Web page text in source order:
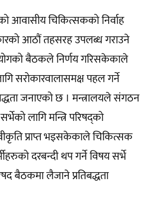
आवासीय चिकित्सकको निर्वाह
आठौं तहसरह उपलब्ध गराउने
बैठकले निर्णय गरिसकेकाले
सरोकारवालासमक्ष पहल गर्ने
जनाएको छ । मन्त्रालयले संगठन
लागि मन्त्रि परिषद्को
प्राप्त भइसकेकाले चिकित्सक
दरबन्दी थप गर्ने विषय सर्भे
बैठकमा लैजाने प्रतिबद्धता